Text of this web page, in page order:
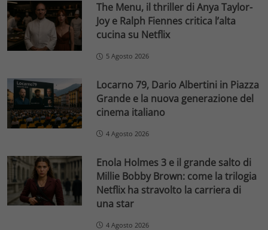
The Menu, il thriller di Anya Taylor-
Joy e Ralph Fiennes critica l’alta
cucina su Netflix
5 Agosto 2026
Locarno 79, Dario Albertini in Piazza
Grande e la nuova generazione del
cinema italiano
4 Agosto 2026
Enola Holmes 3 e il grande salto di
Millie Bobby Brown: come la trilogia
Netflix ha stravolto la carriera di
una star
4 Agosto 2026